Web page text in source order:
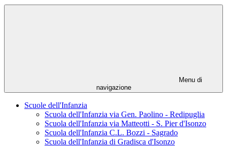
Menu di
navigazione
Scuole dell'Infanzia
Scuola dell'Infanzia via Gen. Paolino - Redipuglia
Scuola dell'Infanzia via Matteotti - S. Pier d'Isonzo
Scuola dell'Infanzia C.L. Bozzi - Sagrado
Scuola dell'Infanzia di Gradisca d'Isonzo